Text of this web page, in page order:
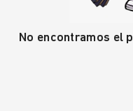
No encontramos el